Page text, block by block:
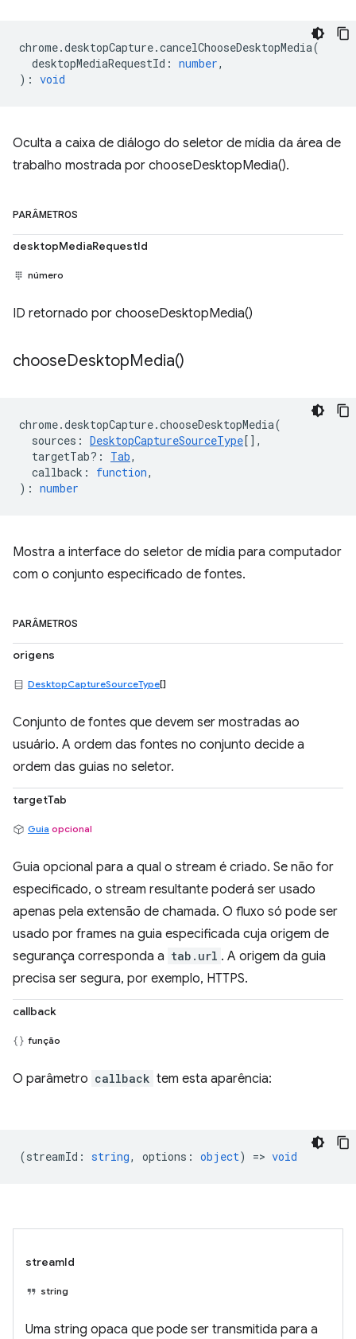
chrome.desktopCapture.cancelChooseDesktopMedia(
desktopMediaRequestId : number,
) : void
Oculta a caixa de diálogo do seletor de mídia da área de
trabalho mostrada por chooseDesktopMedia().
PARÂMETROS
desktopMediaRequestId
número
ID retornado por chooseDesktopMedia()
chooseDesktopMedia()
chrome.desktopCapture.chooseDesktopMedia(
sources : DesktopCaptureSourceType[],
targetTab? : Tab,
callback : function,
) : number
Mostra a interface do seletor de mídia para computador
com o conjunto especificado de fontes.
PARÂMETROS
origens
DesktopCaptureSourceType[]
Conjunto de fontes que devem ser mostradas ao
usuário. A ordem das fontes no conjunto decide a
ordem das guias no seletor.
targetTab
Guia opcional
Guia opcional para a qual o stream é criado. Se não for
especificado, o stream resultante poderá ser usado
apenas pela extensão de chamada. O fluxo só pode ser
usado por frames na guia especificada cuja origem de
segurança corresponda a tab.url . A origem da guia
precisa ser segura, por exemplo, HTTPS.
callback
função
O parâmetro callback tem esta aparência:
(streamId : string, options : object) => void
streamId
string
Uma string opaca que pode ser transmitida para a